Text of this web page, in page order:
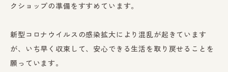
クショップの準備をすすめています。
新型コロナウイルスの感染拡大により混乱が起きています
が、いち早く収束して、安心できる生活を取り戻せることを
願っています。